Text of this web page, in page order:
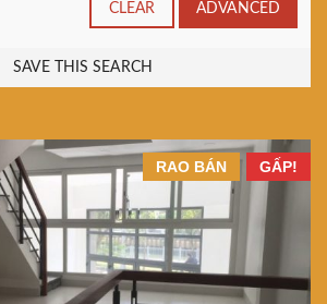
CLEAR ADVANCED
SAVE THIS SEARCH
GẤP!
RAO BÁN